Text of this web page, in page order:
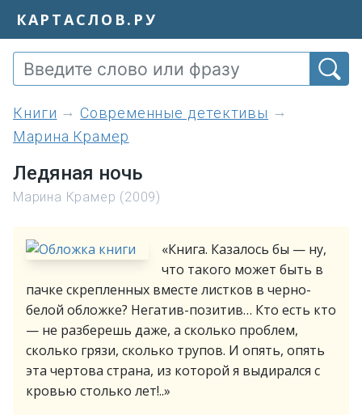
КАРТАСЛОВ.РУ
книги
Современные детективы
Марина Крамер
Ледяная ночь
Марина Крамер (2009)
«Книга. Казалось бы — ну,
что такого может быть в
пачке скрепленных вместе листков в черно-
белой обложке? Негатив-позитив… Кто есть кто
— не разберешь даже, а сколько проблем,
сколько грязи, сколько трупов. И опять, опять
эта чертова страна, из которой я выдирался с
кровью столько лет!..»